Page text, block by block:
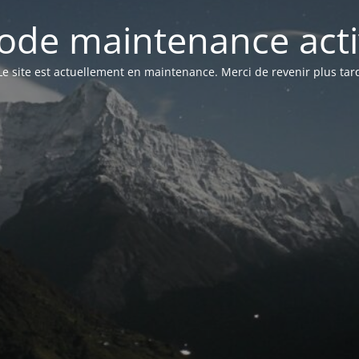
maintenance
site est actuellement en maintenance. Merci de revenir plus